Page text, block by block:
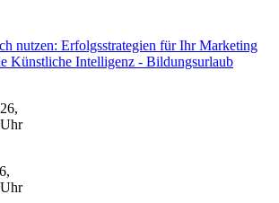
nutzen: Erfolgsstrategien für Ihr Marketing
Künstliche Intelligenz - Bildungsurlaub